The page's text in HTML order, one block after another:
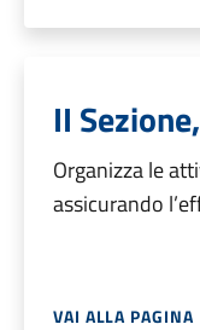
II
Organizza le
assicurando
VAI ALLA PAGINA